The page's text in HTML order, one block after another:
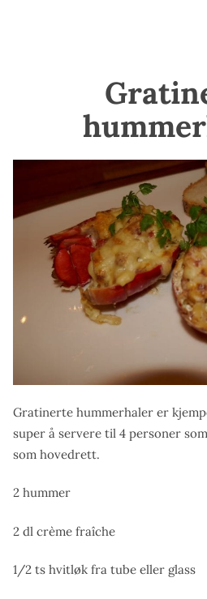
Gratinerte hummerhaler er
super å servere til 4 personer
som hovedrett.
2 hummer
2 dl crème fraîche
1/2 ts hvitløk fra tube eller glass